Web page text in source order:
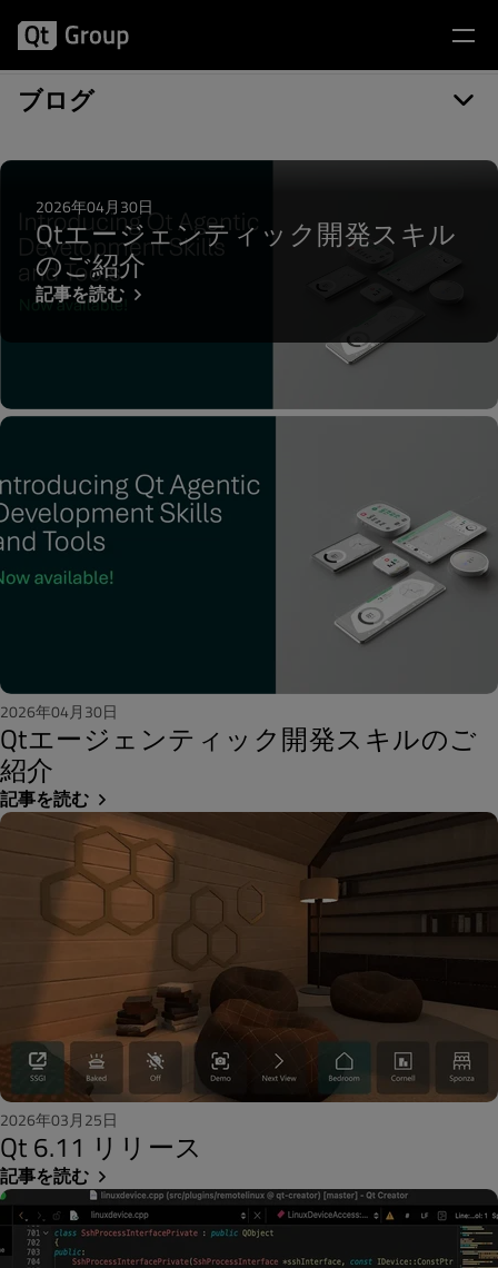
ブログ
記事カテゴリー: Pinned
2026年04月30日
Qtエージェンティック開発スキル
のご紹介
記事を読む
2026年04月30日
Qtエージェンティック開発スキルのご
紹介
記事を読む
2026年03月25日
Qt 6.11 リリース
記事を読む